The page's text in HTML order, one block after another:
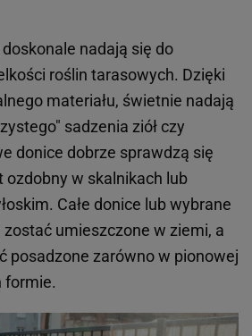
nadają się do
roślin tarasowych. Dzięki
materiału, świetnie nadają
sadzenia ziół czy
donice dobrze sprawdzą się
ozdobny w skalnikach lub
Całe donice lub wybrane
umieszczone w ziemi, a
posadzone zarówno w pionowej
formie.